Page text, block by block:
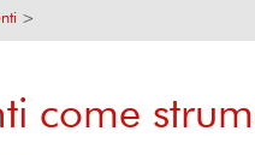
>
come